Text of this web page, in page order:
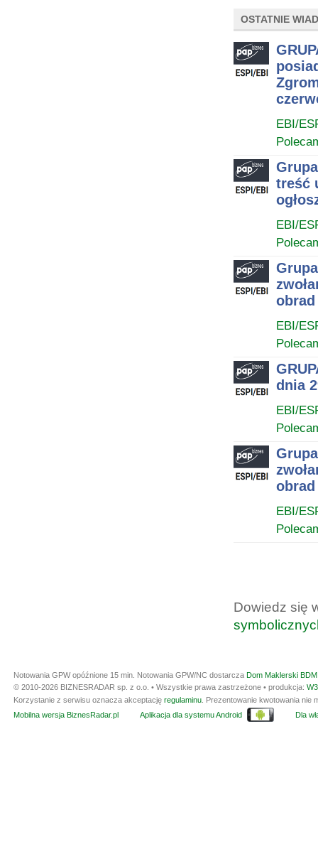
OSTATNIE
EBI/
treść
EBI/
obrad
EBI/
dnia
EBI/
obrad
EBI/
Dowiedz się
Notowania GPW opóźnione 15 min. Notowania GPW/NC dostarcza Dom Maklerski
© 2010-2026 BIZNESRADAR sp. z o.o. • Wszystkie prawa zastrzeżone • produkcja:
Korzystanie z serwisu oznacza akceptację regulaminu. Prezentowanie kwotowania nie
Mobilna wersja BiznesRadar.pl
Aplikacja dla systemu Android Dla